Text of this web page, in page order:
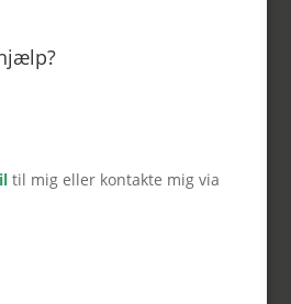
til mig eller kontakte mig via